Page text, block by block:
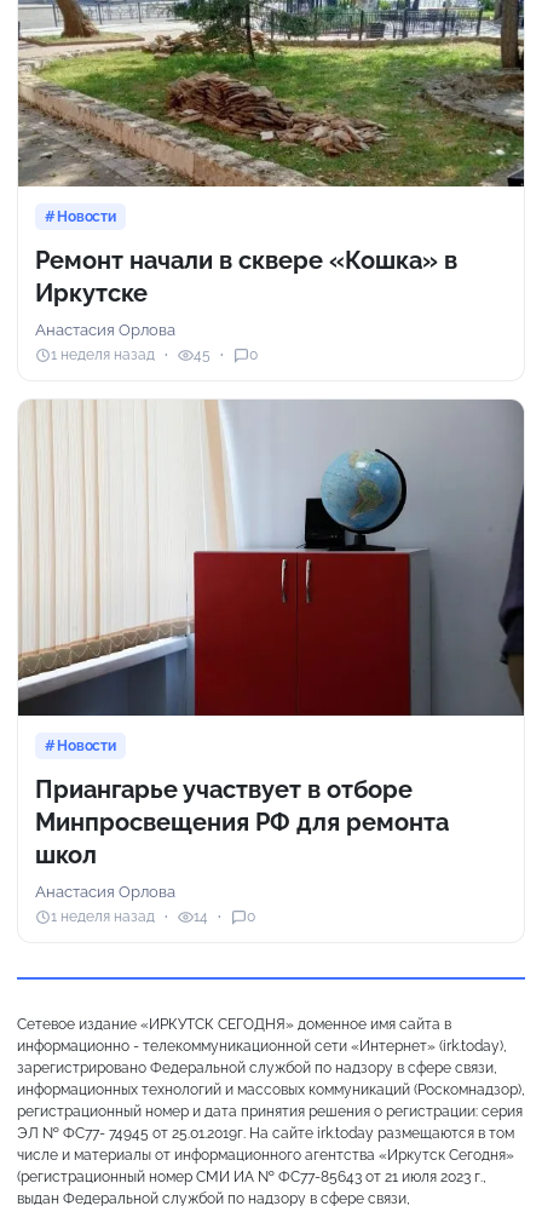
Новости
Ремонт начали в сквере «Кошка» в
Иркутске
Анастасия Орлова
1 неделя назад 45 0
Новости
Приангарье участвует в отборе
Минпросвещения РФ для ремонта
школ
Анастасия Орлова
1 неделя назад 14 0
Сетевое издание «ИРКУТСК СЕГОДНЯ» доменное имя сайта в
информационно - телекоммуникационной сети «Интернет» (irk.today),
зарегистрировано Федеральной службой по надзору в сфере связи,
информационных технологий и массовых коммуникаций (Роскомнадзор),
регистрационный номер и дата принятия решения о регистрации: серия
ЭЛ № ФС77- 74945 от 25.01.2019г. На сайте irk.today размещаются в том
числе и материалы от информационного агентства «Иркутск Сегодня»
(регистрационный номер СМИ ИА № ФС77-85643 от 21 июля 2023 г.,
выдан Федеральной службой по надзору в сфере связи,